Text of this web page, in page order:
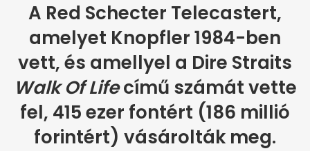
A Red Schecter Telecastert,
amelyet Knopfler 1984-ben
vett, és amellyel a Dire Straits
Walk Of Lifecímű számát vette
fel, 415 ezer fontért (186 millió
forintért) vásárolták meg.